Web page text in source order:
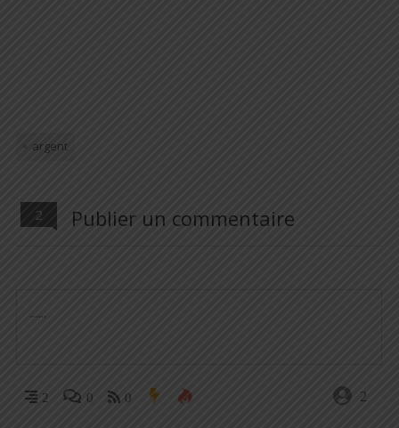
argent
2 Publier un commentaire
2 0 0 2